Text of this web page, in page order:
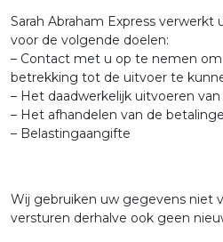
Sarah Abraham Express
voor de volgende doelen:
– Contact met u op te nemen
betrekking tot de uitvoer te
– Het daadwerkelijk uitvoeren
– Het afhandelen van de
– Belastingaangifte
Wij gebruiken uw gegevens niet
versturen derhalve ook geen